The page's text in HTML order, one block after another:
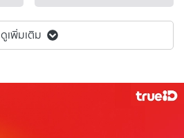
ดูเพิ่มเติม